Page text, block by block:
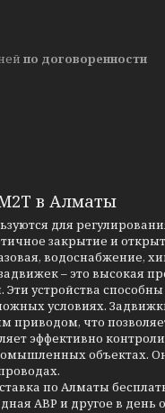
по договоренности
в Алматы
для
закрытие и
водоснабжение,
– это высокая
Эти устройства
условиях.
приводом, что
эффективно
объектах.
по Алматы
АВР и другое в день